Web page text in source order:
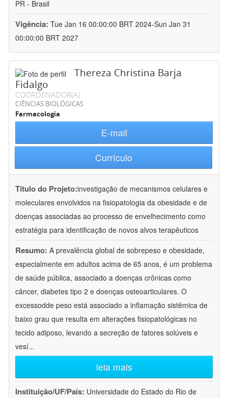
PR - Brasil
Vigência: Tue Jan 16 00:00:00 BRT 2024-Sun Jan 31
00:00:00 BRT 2027
Thereza Christina Barja
Fidalgo
COORDENADOR(A)
CIÊNCIAS BIOLÓGICAS
Farmacologia
E-mail
Currículo
Título do Projeto:investigação de mecanismos celulares e
moleculares envolvidos na fisiopatologia da obesidade e de
doenças associadas ao processo de envelhecimento como
estratégia para identificação de novos alvos terapêuticos
Resumo: A prevalência global de sobrepeso e obesidade,
especialmente em adultos acima de 65 anos, é um problema
de saúde pública, associado a doenças crônicas como
câncer, diabetes tipo 2 e doenças osteoarticulares. O
excessodde peso está associado a inflamação sistêmica de
baixo grau que resulta em alterações fisiopatológicas no
tecido adiposo, levando a secreção de fatores solúveis e
vesí...
leia mais
Instituição/UF/País: Universidade do Estado do Rio de